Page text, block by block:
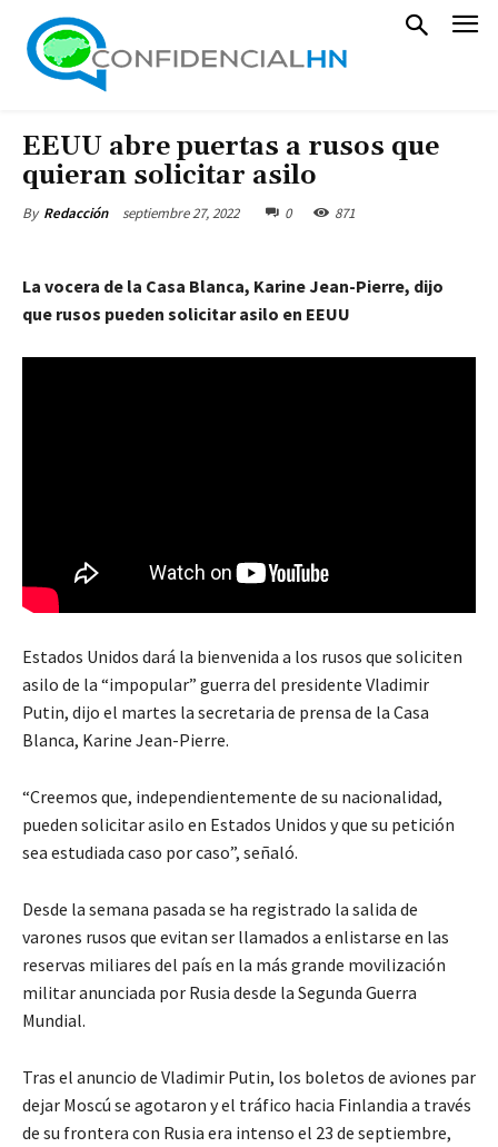
EEUU abre puertas a rusos que
quieran solicitar asilo
By Redacción septiembre 27, 2022 0 871
La vocera de la Casa Blanca, Karine Jean-Pierre, dijo
que rusos pueden solicitar asilo en EEUU
Estados Unidos dará la bienvenida a los rusos que soliciten
asilo de la “impopular” guerra del presidente Vladimir
Putin, dijo el martes la secretaria de prensa de la Casa
Blanca, Karine Jean-Pierre.
“Creemos que, independientemente de su nacionalidad,
pueden solicitar asilo en Estados Unidos y que su petición
sea estudiada caso por caso”, señaló.
Desde la semana pasada se ha registrado la salida de
varones rusos que evitan ser llamados a enlistarse en las
reservas miliares del país en la más grande movilización
militar anunciada por Rusia desde la Segunda Guerra
Mundial.
Tras el anuncio de Vladimir Putin, los boletos de aviones par
dejar Moscú se agotaron y el tráfico hacia Finlandia a través
de su frontera con Rusia era intenso el 23 de septiembre,